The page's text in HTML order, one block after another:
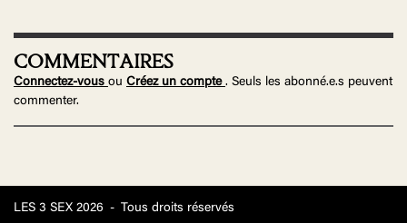
COMMENTAIRES
Connectez-vous ou Créez un compte . Seuls les abonné.e.s peuvent
commenter.
LES 3 SEX 2026 - Tous droits réservés